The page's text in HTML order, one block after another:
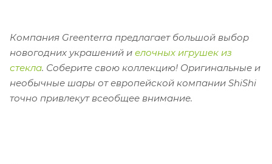
Компания Greenterra предлагает большой выбор
новогодних украшений и елочных игрушек из
стекла. Соберите свою коллекцию! Оригинальные и
необычные шары от европейской компании ShiShi
точно привлекут всеобщее внимание.